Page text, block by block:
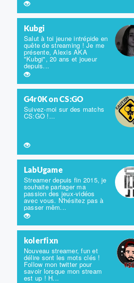
Kubgi
Salut à toi jeune intrépide en
quête de streaming ! Je me
présente, Alexis AKA
"Kubgi", 20 ans et joueur
depuis...
G4r0K on CS:GO
Suivez-moi sur des matchs
CS:GO !...
LabUgame
Streamer depuis fin 2015, je
souhaite partager ma
passion des jeux-vidéos
avec vous. N'hésitez pas à
passer mêm...
kolerfixn
Nouveau streamer, fun et
délire sont les mots clés !
Follow mon twitter pour
savoir lorsque mon stream
est up ! H...